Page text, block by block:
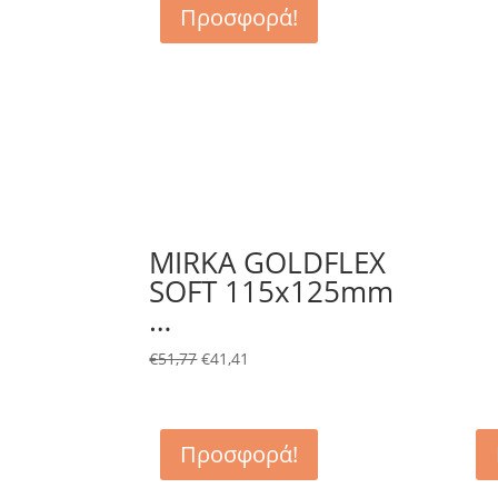
Προσφορά!
MIRKA GOLDFLEX
SOFT 115x125mm
…
€51,77 €41,41
Προσφορά!